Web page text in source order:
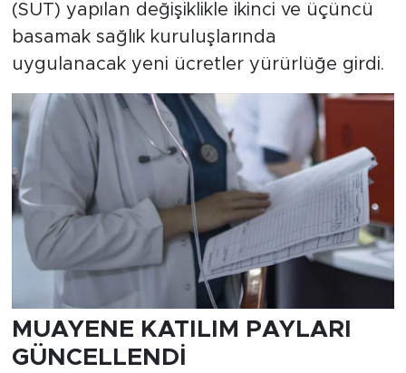
(SUT) yapılan değişiklikle ikinci ve üçüncü
basamak sağlık kuruluşlarında
uygulanacak yeni ücretler yürürlüğe girdi.
MUAYENE KATILIM PAYLARI
GÜNCELLENDİ